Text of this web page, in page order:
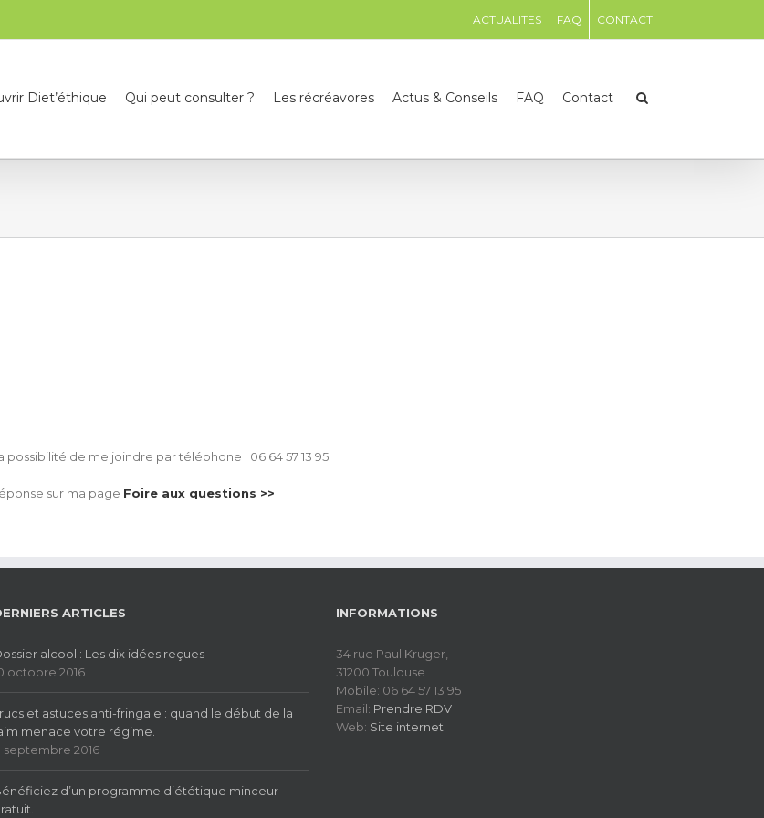
ACTUALITES FAQ CONTACT
Diet’éthique Qui peut consulter ? Les récréavores Actus & Conseils FAQ Contact
de me joindre par téléphone : 06 64 57 13 95.
sur ma page Foire aux questions >>
ARTICLES
alcool : Les dix idées reçues
octobre 2016
et astuces anti-fringale : quand le début de la
menace votre régime.
septembre 2016
d’un programme diététique minceur
INFORMATIONS
34 rue Paul Kruger,
31200 Toulouse
Mobile: 06 64 57 13 95
Email: Prendre RDV
Web: Site internet